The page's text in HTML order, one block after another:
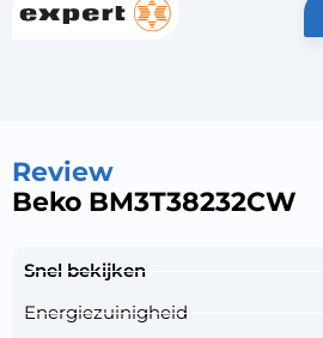
Review
Beko BM3T38232CW
Snel bekijken
Energiezuinigheid